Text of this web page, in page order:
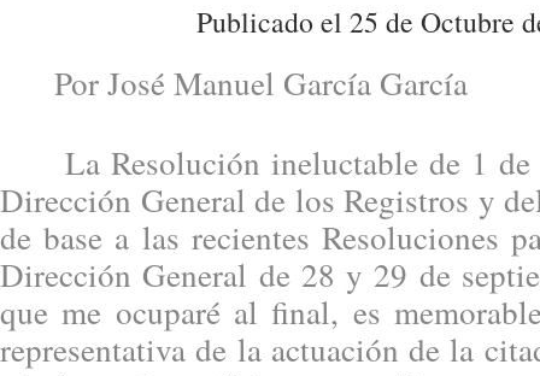
Publicado el 25 de Octubre
Por José Manuel García García
La Resolución ineluctable de 1 de
Dirección General de los Registros y
de base a las recientes Resoluciones
Dirección General de 28 y 29 de
que me ocuparé al final, es
representativa de la actuación de la